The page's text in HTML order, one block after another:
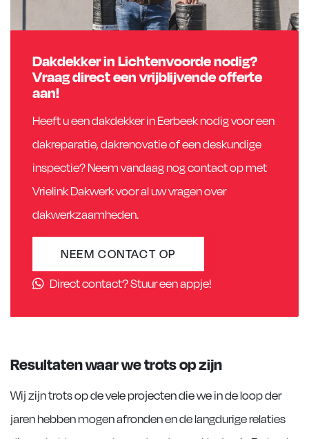
Dakdekker in Lichtenvoorde nodig?
Vraag direct een vrijblijvende offerte
aan!
Heeft u een dakdekker in Eerbeek nodig voor een
dakreparatie, dakrenovatie of een deskundige
inspectie? Neem vandaag nog contact op met
Vrielink Dakwerk voor al uw vragen over
dakwerkzaamheden.
NEEM CONTACT OP
Direct contact? Stuur een appje!
Resultaten waar we trots op zijn
Wij zijn trots op de vele projecten die we in de loop der
jaren hebben mogen afronden en de langdurige relaties